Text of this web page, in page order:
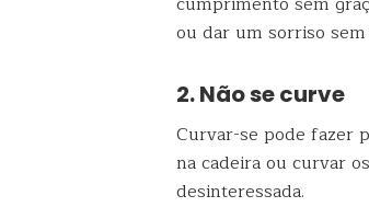
ou dar um sorriso sem
2. Não se curve
Curvar-se pode fazer
na cadeira ou curvar
desinteressada.